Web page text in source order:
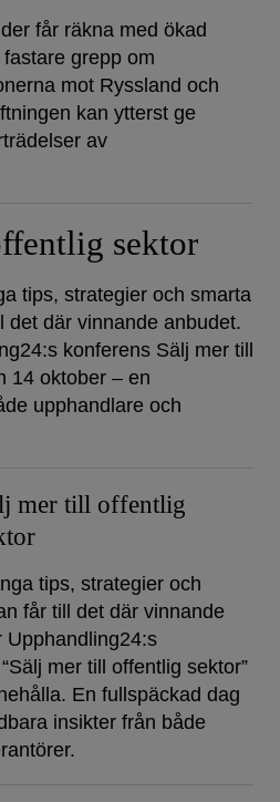
får räkna med ökad
grepp om
mot Ryssland och
kan ytterst ge
av
sektor
tips, strategier och smarta
det där vinnande anbudet.
konferens Sälj mer till
14 oktober – en
upphandlare och
mer till offentlig
tips, strategier och
får till det där vinnande
Upphandling24:s
mer till offentlig sektor”
En fullspäckad dag
insikter från både